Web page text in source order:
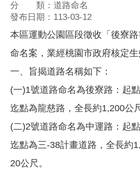
分 類：道路命名
發布日期：113-03-12
本區運動公園區段徵收「後寮
命名案，業經桃園市政府核定生
一、旨揭道路名稱如下：
(一)1號道路命名為後寮路：起
迄點為龍慈路，全長約1,200公
(二)2號道路命名為中運路：起
迄點為三-38計畫道路，全長約
20公尺。